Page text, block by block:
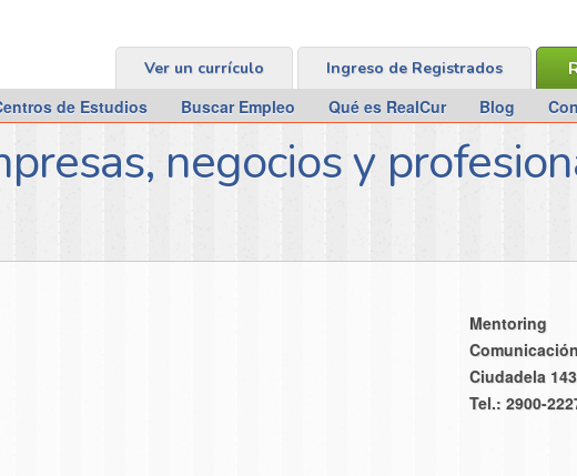
Ingreso de Registrados
Ver un currículo
de Estudios Buscar Empleo Qué es RealCur Blog
negocios y
Mentoring
Ciudadela
Tel.: 2900-